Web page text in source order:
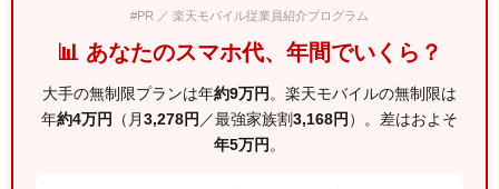
#PR ／ 楽天モバイル従業員紹介プログラム
📊 あなたのスマホ代、年間でいくら？
大手の無制限プランは年約9万円。楽天モバイルの無制限は
年約4万円 （月3,278円 ／最強家族割3,168円）。差はおよそ
年5万円。